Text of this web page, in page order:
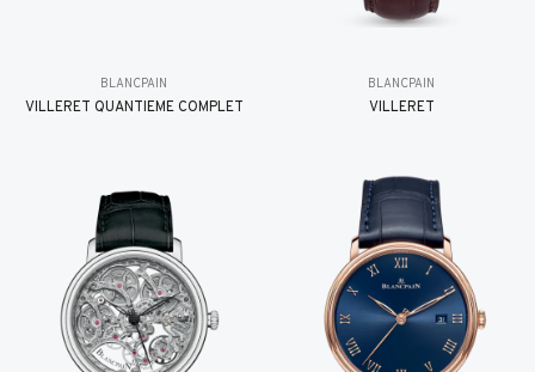
BLANCPAIN
VILLERET QUANTIÈME COMPLET
BLANCPAIN
VILLERET